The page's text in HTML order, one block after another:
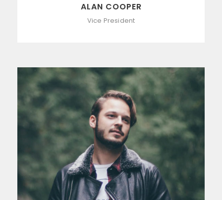
ALAN COOPER
Vice President